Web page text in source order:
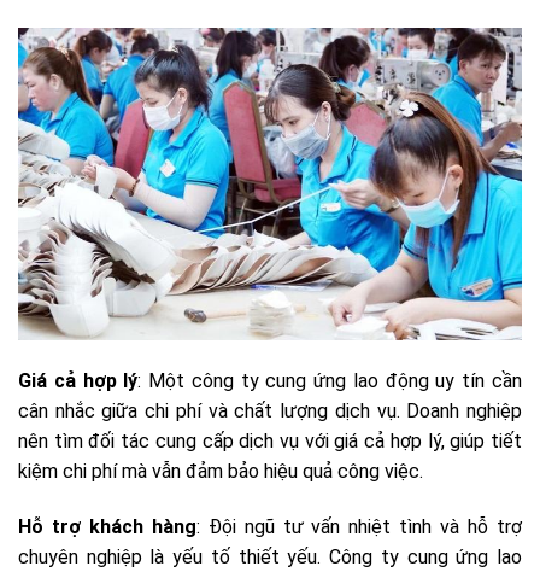
Giá cả hợp lý: Một công ty cung ứng lao động uy tín cần
cân nhắc giữa chi phí và chất lượng dịch vụ. Doanh nghiệp
nên tìm đối tác cung cấp dịch vụ với giá cả hợp lý, giúp tiết
kiệm chi phí mà vẫn đảm bảo hiệu quả công việc.
Hỗ trợ khách hàng: Đội ngũ tư vấn nhiệt tình và hỗ trợ
chuyên nghiệp là yếu tố thiết yếu. Công ty cung ứng lao